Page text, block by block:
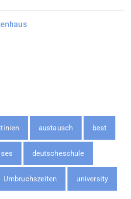
austausch best
deutscheschule
Umbruchszeiten university